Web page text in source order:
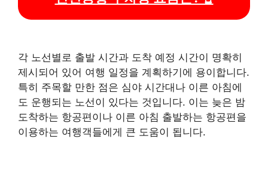
각 노선별로 출발 시간과 도착 예정 시간이 명확히
제시되어 있어 여행 일정을 계획하기에 용이합니다.
특히 주목할 만한 점은 심야 시간대나 이른 아침에
도 운행되는 노선이 있다는 것입니다. 이는 늦은 밤
도착하는 항공편이나 이른 아침 출발하는 항공편을
이용하는 여행객들에게 큰 도움이 됩니다.